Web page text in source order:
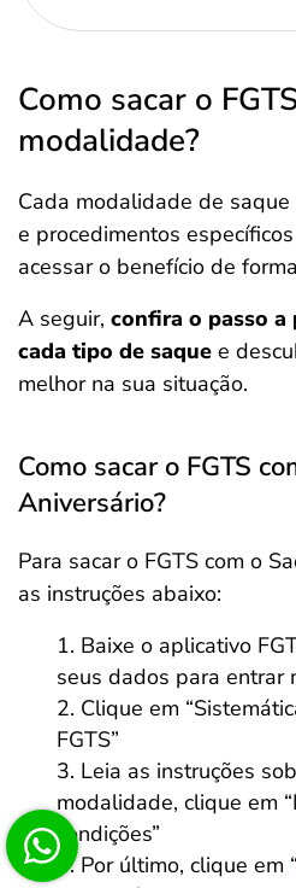
Como sacar o
modalidade?
Cada modalidade de
e procedimentos
acessar o benefício de
A seguir, confira o passo a
cada tipo de saque e
melhor na sua situação.
Como sacar o FGTS
Aniversário?
Para sacar o FGTS com o
as instruções abaixo:
Baixe o aplicativo
seus dados para entrar
Clique em
FGTS”
Leia as instruções
modalidade, clique em
condições”
Por último, clique em “